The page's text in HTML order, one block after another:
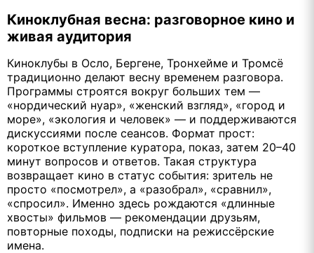
Киноклубная весна: разговорное кино и
живая аудитория
Киноклубы в Осло, Бергене, Тронхейме и Тромсё
традиционно делают весну временем разговора.
Программы строятся вокруг больших тем —
«нордический нуар», «женский взгляд», «город и
море», «экология и человек» — и поддерживаются
дискуссиями после сеансов. Формат прост:
короткое вступление куратора, показ, затем 20–40
минут вопросов и ответов. Такая структура
возвращает кино в статус события: зритель не
просто «посмотрел», а «разобрал», «сравнил»,
«спросил». Именно здесь рождаются «длинные
хвосты» фильмов — рекомендации друзьям,
повторные походы, подписки на режиссёрские
имена.